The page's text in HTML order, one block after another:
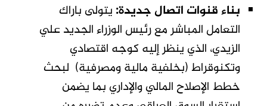
بناء قنوات اتصال جديدة: يتولى باراك
التعامل المباشر مع رئيس الوزراء الجديد علي
الزيدي، الذي ينظر إليه كوجه اقتصادي
وتكنوقراط (بخلفية مالية ومصرفية) لبحث
خطط الإصلاح المالي والإداري بما يضمن